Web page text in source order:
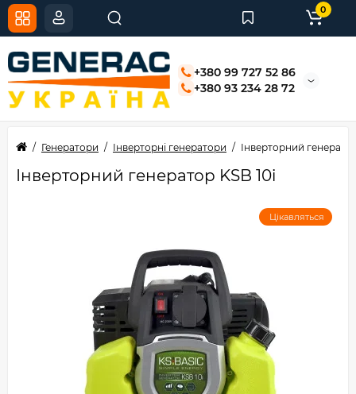
+380 99 727 52 86
+380 93 234 28 72
0
Генератори Інверторні генератори Інверторний
Інверторний генератор KSB 10i
Цікавляться